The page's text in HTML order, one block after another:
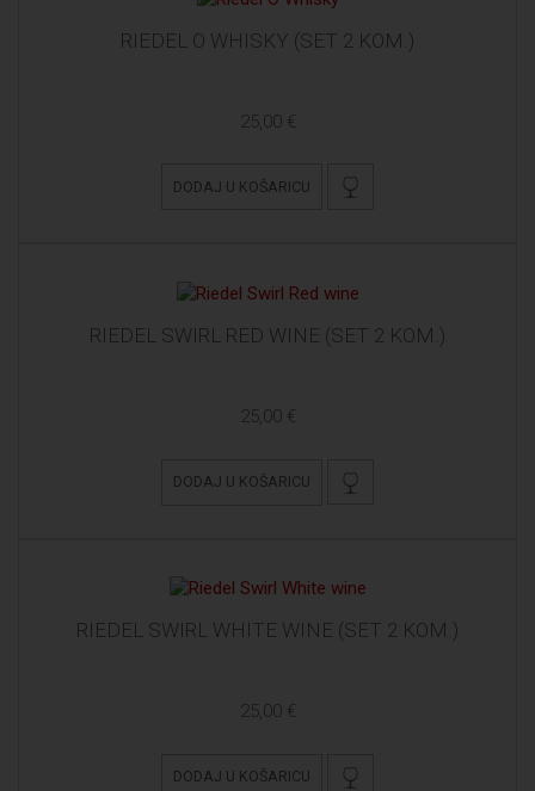
RIEDEL O WHISKY (SET 2 KOM.)
25,00 €
DODAJ U KOŠARICU
RIEDEL SWIRL RED WINE (SET 2 KOM.)
25,00 €
DODAJ U KOŠARICU
RIEDEL SWIRL WHITE WINE (SET 2 KOM.)
25,00 €
DODAJ U KOŠARICU